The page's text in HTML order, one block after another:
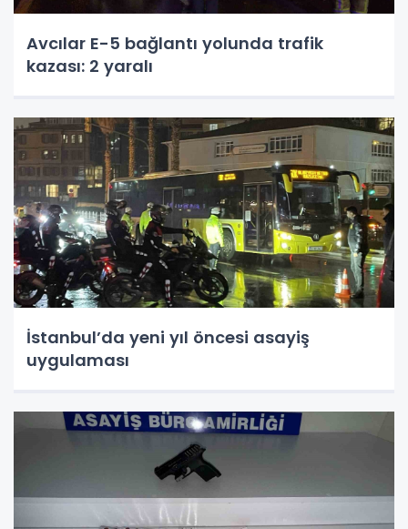
Avcılar E-5 bağlantı yolunda trafik
kazası: 2 yaralı
İstanbul’da yeni yıl öncesi asayiş
uygulaması